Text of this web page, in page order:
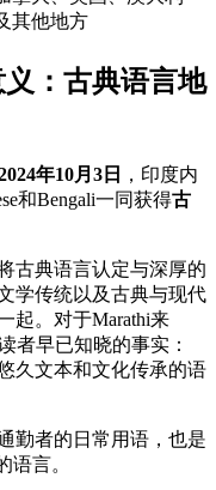
其他地方
：古典语言地
年10月3日
，印度内
和Bengali一同获得古
古典语言认定与深厚的
学传统以及古典与现代
起。对于Marathi来
者早已知晓的事实：
久文本和文化传承的语
勤者的日常用语，也是
语言。